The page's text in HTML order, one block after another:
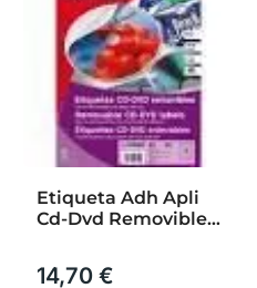
Etiqueta Adh Apli
Cd-Dvd Removibles
14,70 €